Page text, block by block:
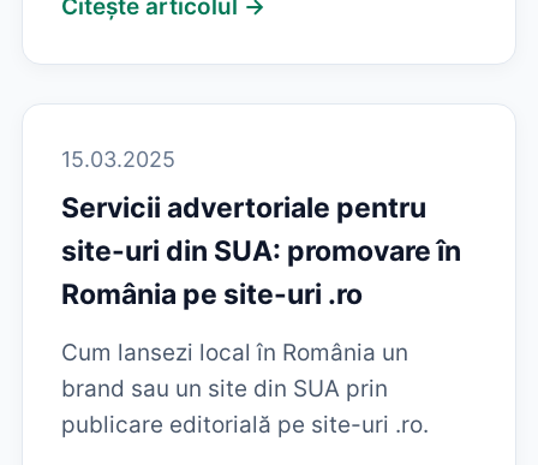
Citește articolul →
15.03.2025
Servicii advertoriale pentru
site-uri din SUA: promovare în
România pe site-uri .ro
Cum lansezi local în România un
brand sau un site din SUA prin
publicare editorială pe site-uri .ro.